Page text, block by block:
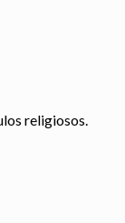
religiosos.